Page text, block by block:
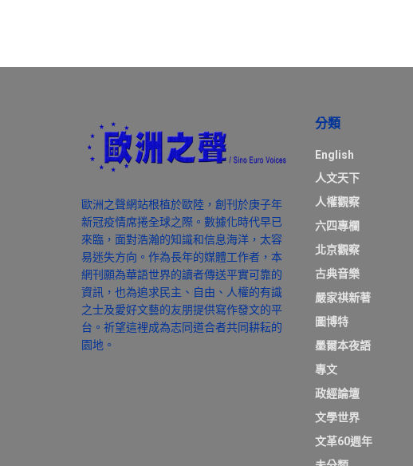
歐洲之聲網站根植於歐陸，創刊於庚子年
新冠疫情席捲全球之際。數據化時代早已
來臨，面對浩瀚的知識和信息海洋，太容
易迷失方向。作為長年的媒體工作者，本
網刊願為華語世界的讀者傳送平實可靠的
資訊，也為追求民主、自由、人權的有識
之士及愛好文藝的友朋提供寫作發文的平
台。祈望這裡成為志同道合者共同耕耘的
園地。
分類
English
人文天下
人權觀察
六四專欄
北京觀察
古典音樂
嚴家祺新著
圖博特
墨爾本夜語
專文
政經論壇
文學世界
文革60週年